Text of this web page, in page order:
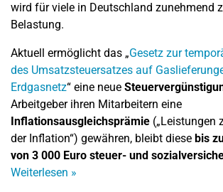
wird für viele in Deutschland zunehmend
Belastung.
Aktuell ermöglicht das „Gesetz zur
des Umsatzsteuersatzes auf
Erdgasnetz“ eine neue
Arbeitgeber ihren Mitarbeitern eine
Inflationsausgleichsprämie („Leistungen
der Inflation“) gewähren, bleibt diese bis
von 3 000 Euro steuer- und
Weiterlesen »